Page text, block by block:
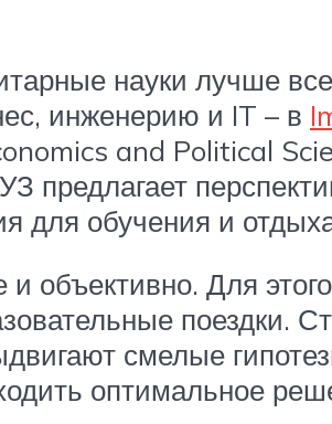
науки лучше
инженерию и IT – в
and Political
для обучения и
объективно. Для
поездки.
смелые
оптимальное